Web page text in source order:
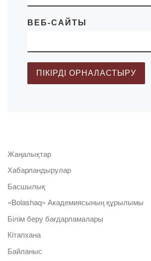
ВЕБ-САЙТЫ
Жаңалықтар
Хабарландырулар
Басшылық
«Bolashaq» Академиясының құрылымы
Білім беру бағдарламалары
Кітапхана
Байланыс